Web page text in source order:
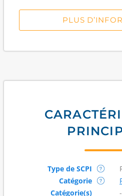
PLUS
Type de SCPI
Catégorie
Catégorie(s)
-